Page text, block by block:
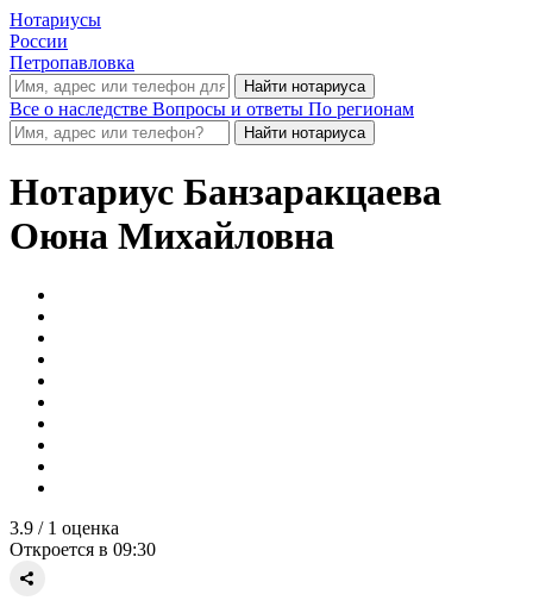
Нотариусы
России
Петропавловка
Все о наследстве Вопросы и ответы По регионам
Нотариус Банзаракцаева
Оюна Михайловна
3.9 / 1 оценка
Откроется в 09:30